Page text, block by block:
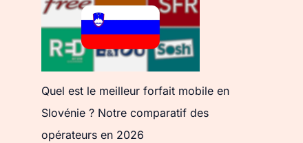
Quel est le meilleur forfait mobile en
Slovénie ? Notre comparatif des
opérateurs en 2026